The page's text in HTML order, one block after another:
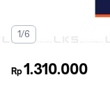
1/6
Rp1.310.000